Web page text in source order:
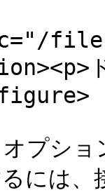
files/
ド
オプシ
るには